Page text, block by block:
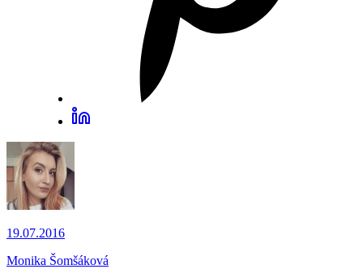
19.07.2016
Monika Šomšáková